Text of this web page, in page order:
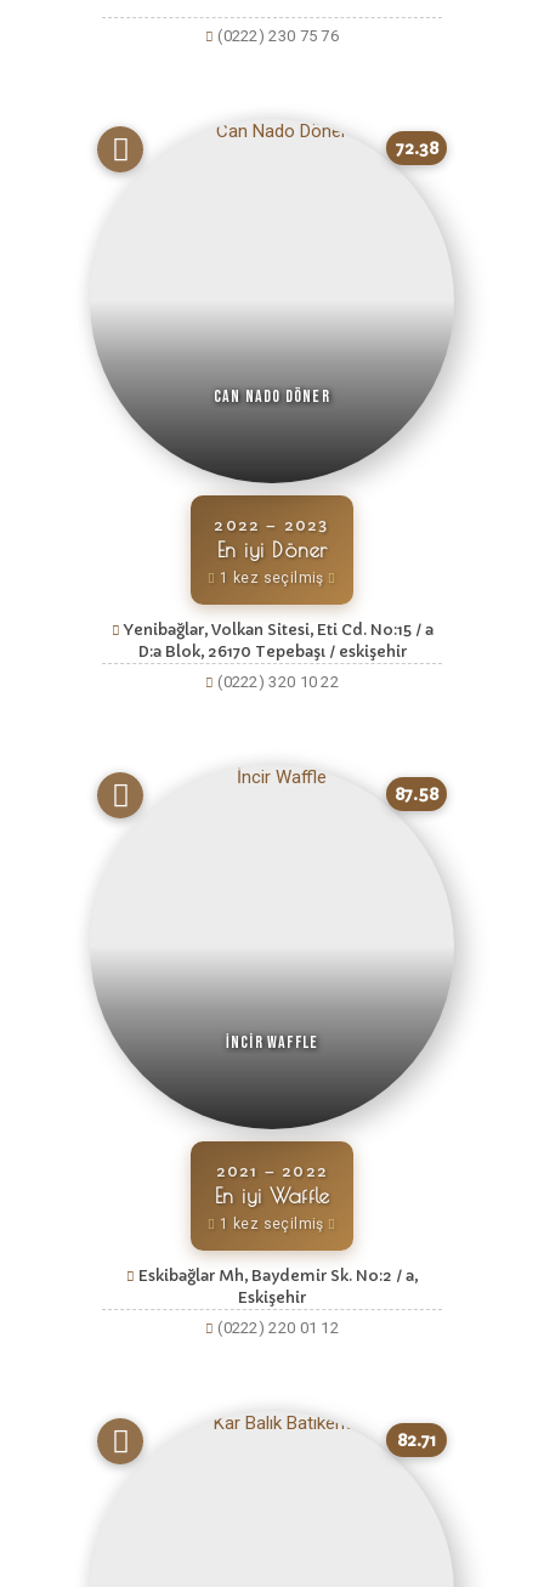
(0222) 230 75 76
72.38
Can Nado Döner
2022 – 2023
En iyi Döner
1 kez seçilmiş
Yenibağlar, Volkan Sitesi, Eti Cd. No:15 / a
D:a Blok, 26170 Tepebaşı / eskişehir
(0222) 320 10 22
87.58
İncir Waffle
2021 – 2022
En iyi Waffle
1 kez seçilmiş
Eskibağlar Mh, Baydemir Sk. No:2 / a,
Eskişehir
(0222) 220 01 12
82.71